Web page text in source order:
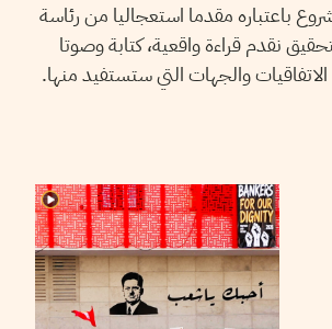
باعتباره مقدما استعجاليا من رئاسة
نقدم قراءة واقعية، كتابة وصوتا
والجهات التي ستستفيد منها.